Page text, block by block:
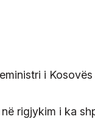
rigjykim i ka